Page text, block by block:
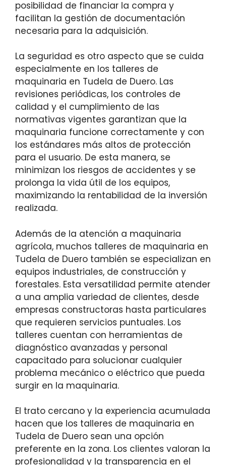
posibilidad de financiar la compra y
facilitan la gestión de documentación
necesaria para la adquisición.
La seguridad es otro aspecto que se cuida
especialmente en los talleres de
maquinaria en Tudela de Duero. Las
revisiones periódicas, los controles de
calidad y el cumplimiento de las
normativas vigentes garantizan que la
maquinaria funcione correctamente y con
los estándares más altos de protección
para el usuario. De esta manera, se
minimizan los riesgos de accidentes y se
prolonga la vida útil de los equipos,
maximizando la rentabilidad de la inversión
realizada.
Además de la atención a maquinaria
agrícola, muchos talleres de maquinaria en
Tudela de Duero también se especializan en
equipos industriales, de construcción y
forestales. Esta versatilidad permite atender
a una amplia variedad de clientes, desde
empresas constructoras hasta particulares
que requieren servicios puntuales. Los
talleres cuentan con herramientas de
diagnóstico avanzadas y personal
capacitado para solucionar cualquier
problema mecánico o eléctrico que pueda
surgir en la maquinaria.
El trato cercano y la experiencia acumulada
hacen que los talleres de maquinaria en
Tudela de Duero sean una opción
preferente en la zona. Los clientes valoran la
profesionalidad y la transparencia en el